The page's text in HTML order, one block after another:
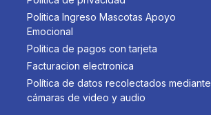
Politica Ingreso Mascotas Apoyo
Emocional
Politica de pagos con tarjeta
Facturacion electronica
Política de datos recolectados mediante
cámaras de video y audio